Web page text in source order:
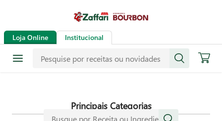
Loja Online Institucional
Receitas
Mais de mil receitas
Principais Categorias